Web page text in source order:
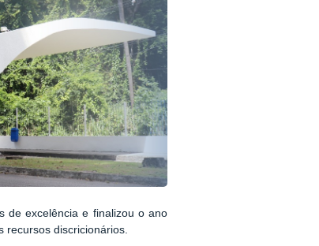
de excelência e finalizou o ano
recursos discricionários.